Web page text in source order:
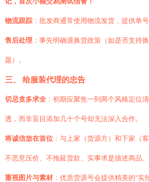
物流跟踪 ：批发商通常使用物流发货，提供单号
售后处理 ：事先明确退换货政策（如是否支持
题）。
三、 给服装代理的忠告
切忌贪多求全 ：初期应聚焦一到两个风格定位
透，而非盲目添加几十个号却无法深入合作。
将诚信放在首位 ：与上家（货源方）和下家（
不恶意压价、不拖延货款、实事求是描述商品。
重视图片与素材 ：优质货源号会提供精美的“实